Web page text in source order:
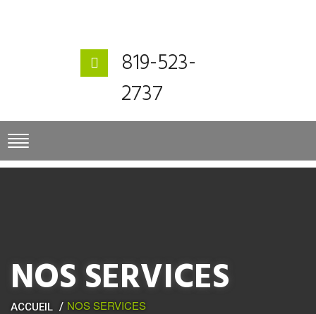
819-523-
2737
NOS SERVICES
ACCUEIL NOS SERVICES